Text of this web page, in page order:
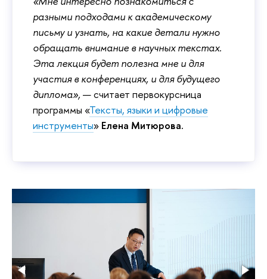
разными подходами к академическому
письму и узнать, на какие детали нужно
обращать внимание в научных текстах.
Эта лекция будет полезна мне и для
участия в конференциях, и для будущего
диплома»,— считает первокурсница
программы «Тексты, языки и цифровые
инструменты» Елена Митюрова.